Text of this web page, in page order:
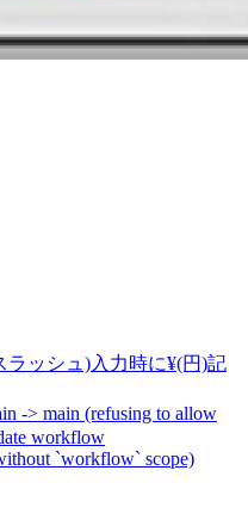
ラッシュ)入力時に¥(円)記
-> main (refusing to allow
workflow
`workflow` scope)